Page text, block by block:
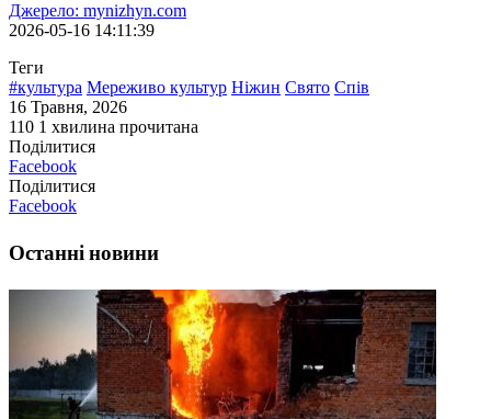
Джерело: mynizhyn.com
2026-05-16 14:11:39
Теги
#культура Мереживо культур Ніжин Свято Спів
16 Травня, 2026
110 1 хвилина прочитана
Поділитися
Facebook
Поділитися
Facebook
Останні новини